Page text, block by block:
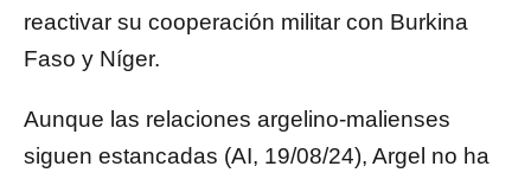
reactivar su cooperación militar con Burkina
Faso y Níger.
Aunque las relaciones argelino-malienses
siguen estancadas (AI, 19/08/24), Argel no ha